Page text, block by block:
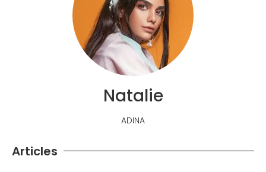
Natalie
ADINA
Articles